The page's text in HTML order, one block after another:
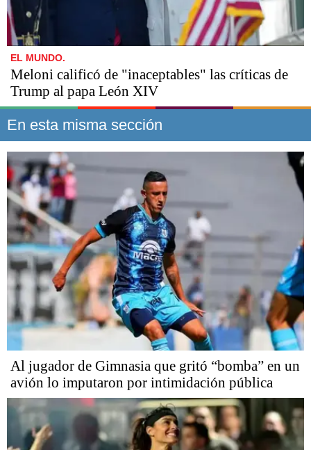
EL MUNDO.
Meloni calificó de "inaceptables" las críticas de
Trump al papa León XIV
En esta misma sección
Al jugador de Gimnasia que gritó “bomba” en un
avión lo imputaron por intimidación pública